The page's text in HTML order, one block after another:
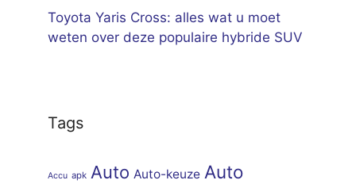
Toyota Yaris Cross: alles wat u moet
weten over deze populaire hybride SUV
Tags
Accu apk Auto Auto-keuze Auto